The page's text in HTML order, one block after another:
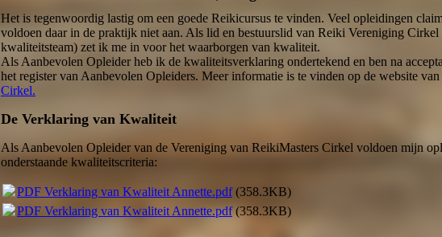
Het is tegenwoordig lastig om een goede Reikicursus te vinden. Veel opleidingen
voldoen daar in de praktijk niet aan. Als lid en bestuurslid van Reiki Vereniging Cirkel
kwaliteitsteam) zet ik me in voor het waarborgen van kwaliteit.
Als Aanbevolen Opleider heb ik de kwaliteitsverklaring ondertekend en ben na
het register van Aanbevolen Opleiders. Meer informatie is te vinden op de website van
Cirkel.
De Verklaring van Kwaliteit
Als Aanbevolen Opleider van de Vereniging van ReikiMasters Cirkel voldoen mijn
onderstaande kwaliteitscriteria:
PDF Verklaring van Kwaliteit Annette.pdf(358.3KB)
PDF Verklaring van Kwaliteit Annette.pdf(358.3KB)